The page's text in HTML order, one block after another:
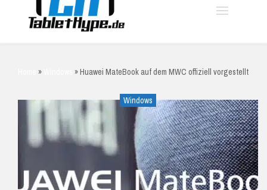
» »Huawei MateBook auf dem MWC offiziell vorgestellt
Windows